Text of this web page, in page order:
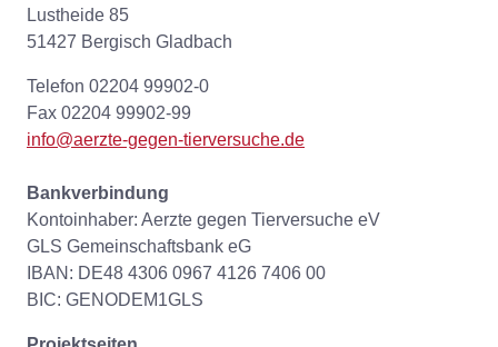
Lustheide 85
51427 Bergisch Gladbach
Telefon 02204 99902-0
Fax 02204 99902-99
info@aerzte-gegen-tierversuche.de
Bankverbindung
Kontoinhaber: Aerzte gegen Tierversuche eV
GLS Gemeinschaftsbank eG
IBAN: DE48 4306 0967 4126 7406 00
BIC: GENODEM1GLS